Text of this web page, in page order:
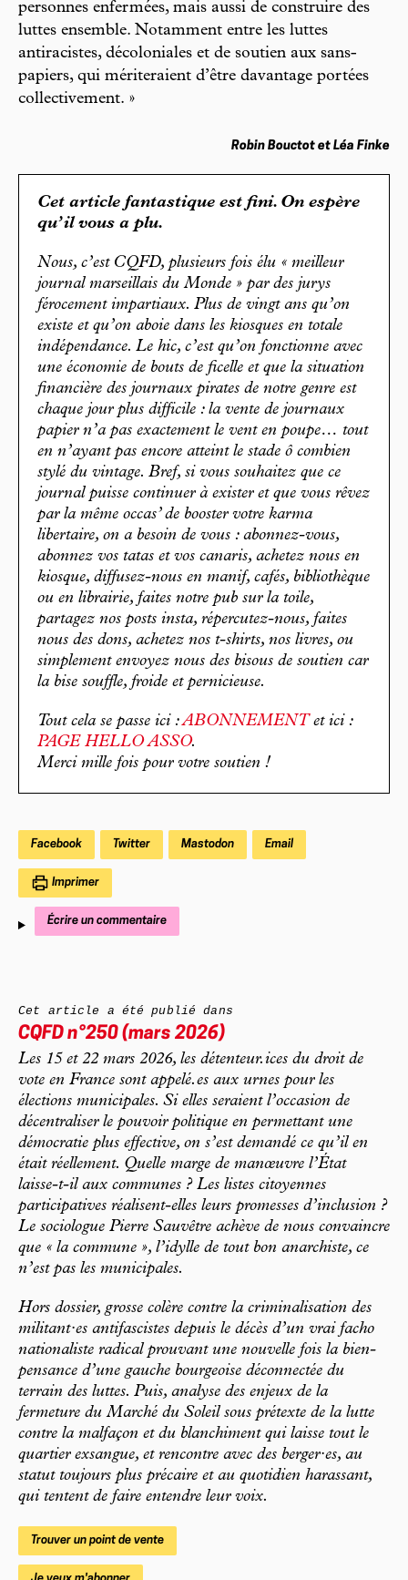
personnes enfermées, mais aussi de construire des
luttes ensemble. Notamment entre les luttes
antiracistes, décoloniales et de soutien aux sans-
papiers, qui mériteraient d’être davantage portées
collectivement. »
Robin Bouctot et Léa Finke
Cet article fantastique est fini. On espère
qu’il vous a plu.
Nous, c’est CQFD, plusieurs fois élu « meilleur
journal marseillais du Monde » par des jurys
férocement impartiaux. Plus de vingt ans qu’on
existe et qu’on aboie dans les kiosques en totale
indépendance. Le hic, c’est qu’on fonctionne avec
une économie de bouts de ficelle et que la situation
financière des journaux pirates de notre genre est
chaque jour plus difficile : la vente de journaux
papier n’a pas exactement le vent en poupe… tout
en n’ayant pas encore atteint le stade ô combien
stylé du vintage. Bref, si vous souhaitez que ce
journal puisse continuer à exister et que vous rêvez
par la même occas’ de booster votre karma
libertaire, on a besoin de vous : abonnez-vous,
abonnez vos tatas et vos canaris, achetez nous en
kiosque, diffusez-nous en manif, cafés, bibliothèque
ou en librairie, faites notre pub sur la toile,
partagez nos posts insta, répercutez-nous, faites
nous des dons, achetez nos t-shirts, nos livres, ou
simplement envoyez nous des bisous de soutien car
la bise souffle, froide et pernicieuse.
Tout cela se passe ici :ABONNEMENT et ici :
PAGE HELLO ASSO.
Merci mille fois pour votre soutien !
Facebook Twitter Mastodon Email
Imprimer
Écrire un commentaire
Cet article a été publié dans
CQFD n°250 (mars 2026)
Les 15 et 22 mars 2026, les détenteur.ices du droit de
vote en France sont appelé.es aux urnes pour les
élections municipales. Si elles seraient l’occasion de
décentraliser le pouvoir politique en permettant une
démocratie plus effective, on s’est demandé ce qu’il en
était réellement. Quelle marge de manœuvre l’État
laisse-t-il aux communes ? Les listes citoyennes
participatives réalisent-elles leurs promesses d’inclusion ?
Le sociologue Pierre Sauvêtre achève de nous convaincre
que « la commune », l’idylle de tout bon anarchiste, ce
n’est pas les municipales.
Hors dossier, grosse colère contre la criminalisation des
militant·es antifascistes depuis le décès d’un vrai facho
nationaliste radical prouvant une nouvelle fois la bien-
pensance d’une gauche bourgeoise déconnectée du
terrain des luttes. Puis, analyse des enjeux de la
fermeture du Marché du Soleil sous prétexte de la lutte
contre la malfaçon et du blanchiment qui laisse tout le
quartier exsangue, et rencontre avec des berger·es, au
statut toujours plus précaire et au quotidien harassant,
qui tentent de faire entendre leur voix.
Trouver un point de vente